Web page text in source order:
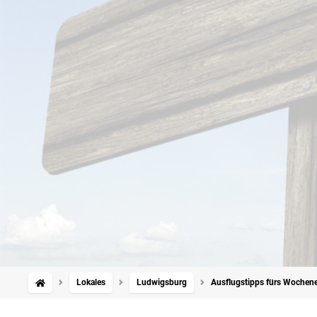
Lokales Ludwigsburg Ausflugstipps fürs